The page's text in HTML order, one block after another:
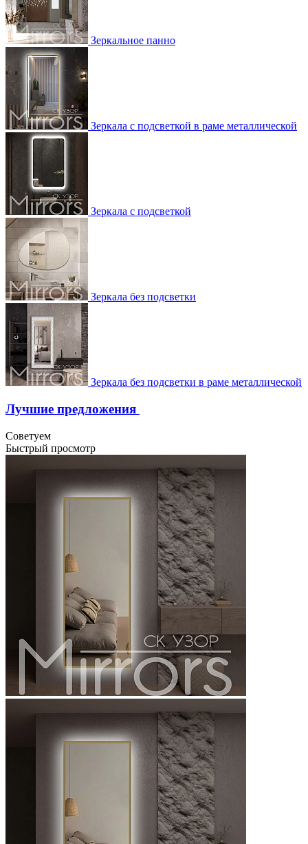
Зеркальное панно
Зеркала с подсветкой в раме металлической
Зеркала с подсветкой
Зеркала без подсветки
Зеркала без подсветки в раме металлической
Лучшие предложения
Советуем
Быстрый просмотр